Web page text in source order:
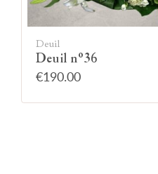
Deuil
Deuil n°36
€190.00